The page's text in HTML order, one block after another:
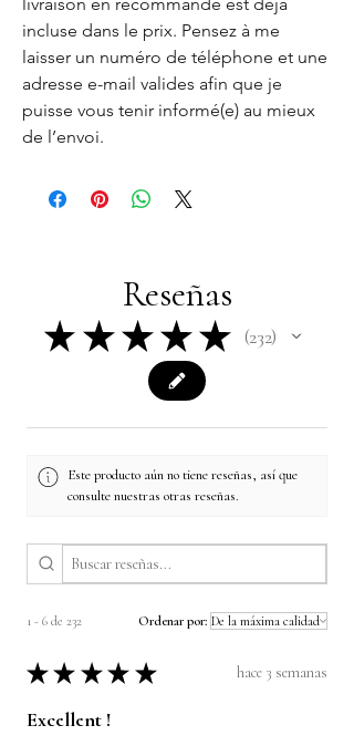
livraison en recommandé est déjà
incluse dans le prix. Pensez à me
laisser un numéro de téléphone et une
adresse e-mail valides afin que je
puisse vous tenir informé(e) au mieux
de l’envoi.
Reseñas
★ ★ ★ ★ ★ 232
232
Este producto aún no tiene reseñas, así que
consulte nuestras otras reseñas.
1 - 6 de 232 Ordenar por:
★ ★ ★ ★ ★ hace 3 semanas
Excellent !